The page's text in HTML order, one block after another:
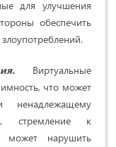
для улучшения
обеспечить
Виртуальные
что может
ненадлежащему
стремление к
может нарушить